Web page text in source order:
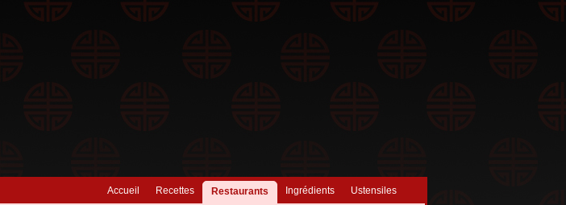
Ustensiles
Ingrédients
Restaurants
Recettes
Accueil